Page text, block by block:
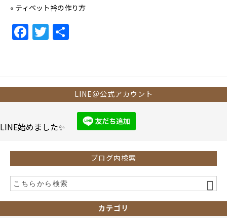
« ティペット衿の作り方
F
a
b
o
k
T
w
LINE＠公式アカウント
LINE始めました✨
ブログ内検索
カテゴリ